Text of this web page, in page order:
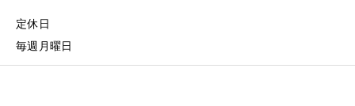
定休日
毎週月曜日